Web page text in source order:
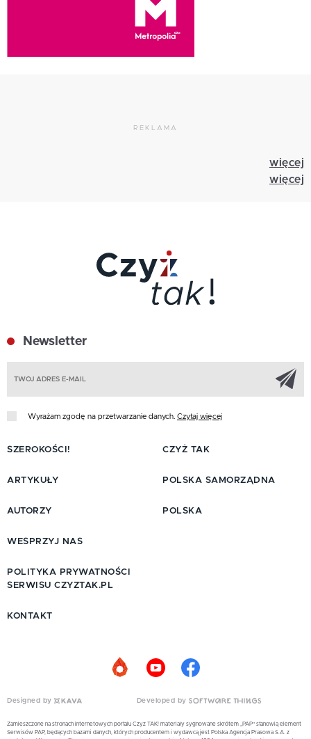
REKLAMA
więcej
więcej
Newsletter
Wyrażam zgodę na przetwarzanie danych. Czytaj więcej
SZEROKOŚCI!
ARTYKUŁY
AUTORZY
CZYŻ TAK
POLSKA SAMORZĄDNA
POLSKA
WESPRZYJ NAS
POLITYKA PRYWATNOŚCI
SERWISU CZYZTAK.PL
KONTAKT
Designed by Developed by
Zamieszczone na stronach internetowych portalu Czyż TAK! materiały sygnowane skrótem „PAP” stanowią element
Serwisów PAP, będących bazami danych, których producentem i wydawcą jest Polska Agencja Prasowa S.A. z